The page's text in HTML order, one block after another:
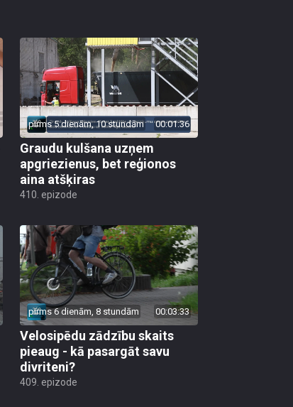
pirms 5 dienām, 10 stundām 00:01:36
Graudu kulšana uzņem
apgriezienus, bet reģionos
aina atšķiras
410. epizode
pirms 6 dienām, 8 stundām 00:03:33
Velosipēdu zādzību skaits
pieaug - kā pasargāt savu
divriteni?
409. epizode